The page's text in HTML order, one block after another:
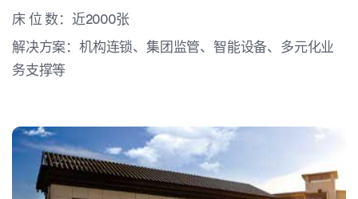
床 位 数：近2000张
解决方案：机构连锁、集团监管、智能设备、多元化业
务支撑等